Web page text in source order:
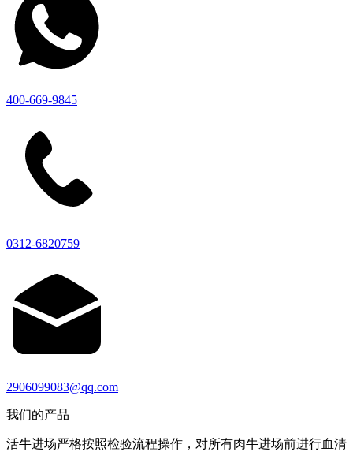
400-669-9845
0312-6820759
2906099083@qq.com
我们的产品
活牛进场严格按照检验流程操作，对所有肉牛进场前进行血清